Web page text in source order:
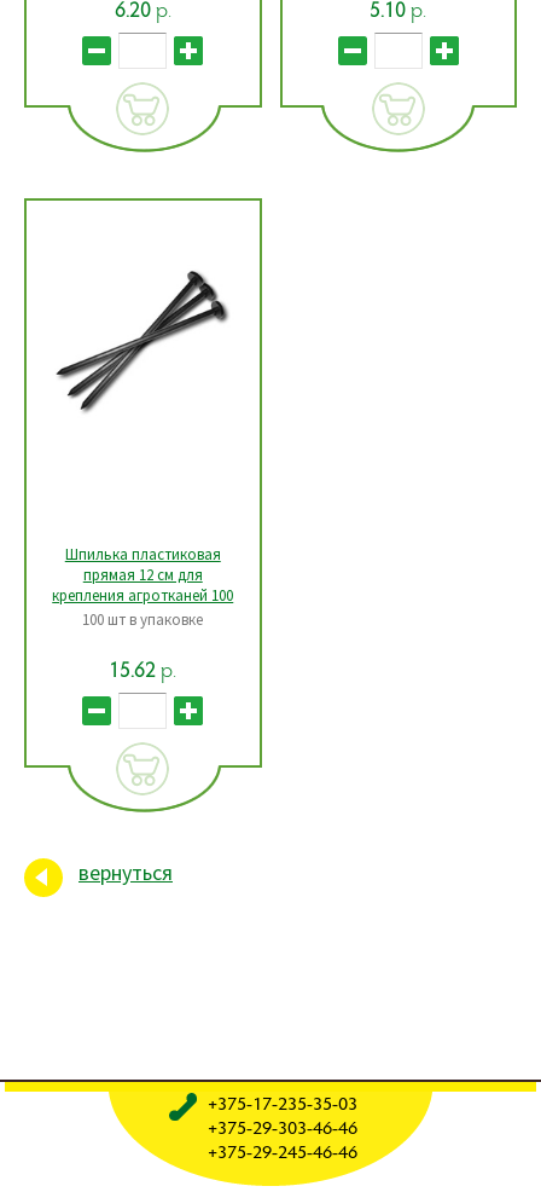
6.20р. 5.10р.
Шпилька пластиковая
прямая 12 см для
крепления агротканей 100
шт (СПШ-1), Польша
100 шт в упаковке
15.62р.
вернуться
+375-17-235-35-03
+375-29-303-46-46
+375-29-245-46-46